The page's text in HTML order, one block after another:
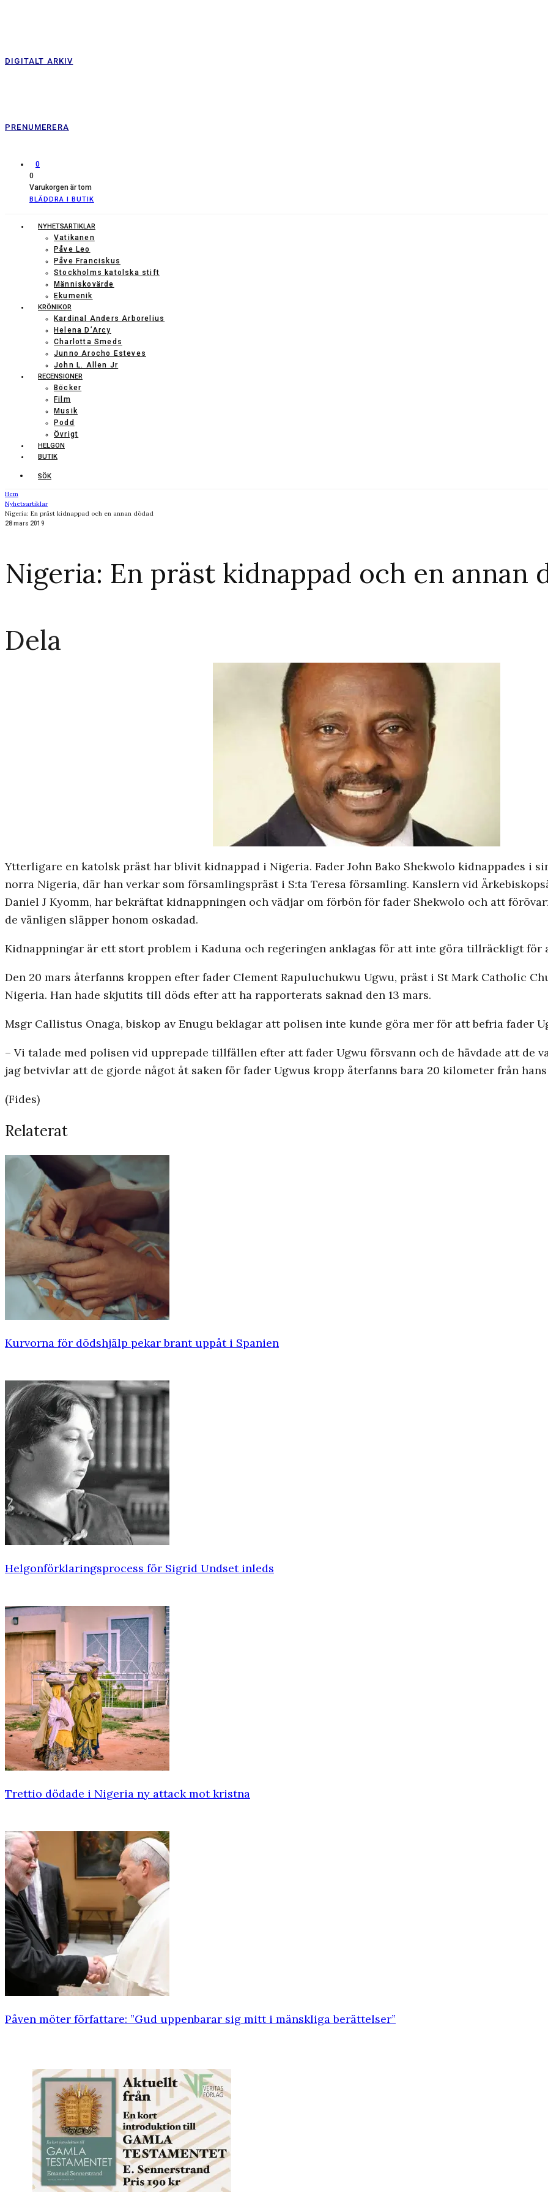
DIGITALT ARKIV
PRENUMERERA
0
0
Varukorgen är tom
BLÄDDRA I BUTIK
NYHETSARTIKLAR
Vatikanen
Påve Leo
Påve Franciskus
Stockholms katolska stift
Människovärde
Ekumenik
KRÖNIKOR
Kardinal Anders Arborelius
Helena D’Arcy
Charlotta Smeds
Junno Arocho Esteves
John L. Allen Jr
RECENSIONER
Böcker
Film
Musik
Podd
Övrigt
HELGON
BUTIK
SÖK
Hem
Nyhetsartiklar
Nigeria: En präst kidnappad och en annan dödad
28 mars 2019
Nigeria: En präst kidnappad och en annan
Dela
Ytterligare en katolsk präst har blivit kidnappad i Nigeria. Fader John Bako Shekwolo kidnappades i
norra Nigeria, där han verkar som församlingspräst i S:ta Teresa församling. Kanslern vid
Daniel J Kyomm, har bekräftat kidnappningen och vädjar om förbön för fader Shekwolo och att
de vänligen släpper honom oskadad.
Kidnappningar är ett stort problem i Kaduna och regeringen anklagas för att inte göra tillräckligt för
Den 20 mars återfanns kroppen efter fader Clement Rapuluchukwu Ugwu, präst i St Mark Catholic
Nigeria. Han hade skjutits till döds efter att ha rapporterats saknad den 13 mars.
Msgr Callistus Onaga, biskop av Enugu beklagar att polisen inte kunde göra mer för att befria fader
– Vi talade med polisen vid upprepade tillfällen efter att fader Ugwu försvann och de hävdade att de
jag betvivlar att de gjorde något åt saken för fader Ugwus kropp återfanns bara 20 kilometer från hans
(Fides)
Relaterat
Kurvorna för dödshjälp pekar brant uppåt i Spanien
Helgonförklaringsprocess för Sigrid Undset inleds
Trettio dödade i Nigeria ny attack mot kristna
Påven möter författare: ”Gud uppenbarar sig mitt i mänskliga berättelser”